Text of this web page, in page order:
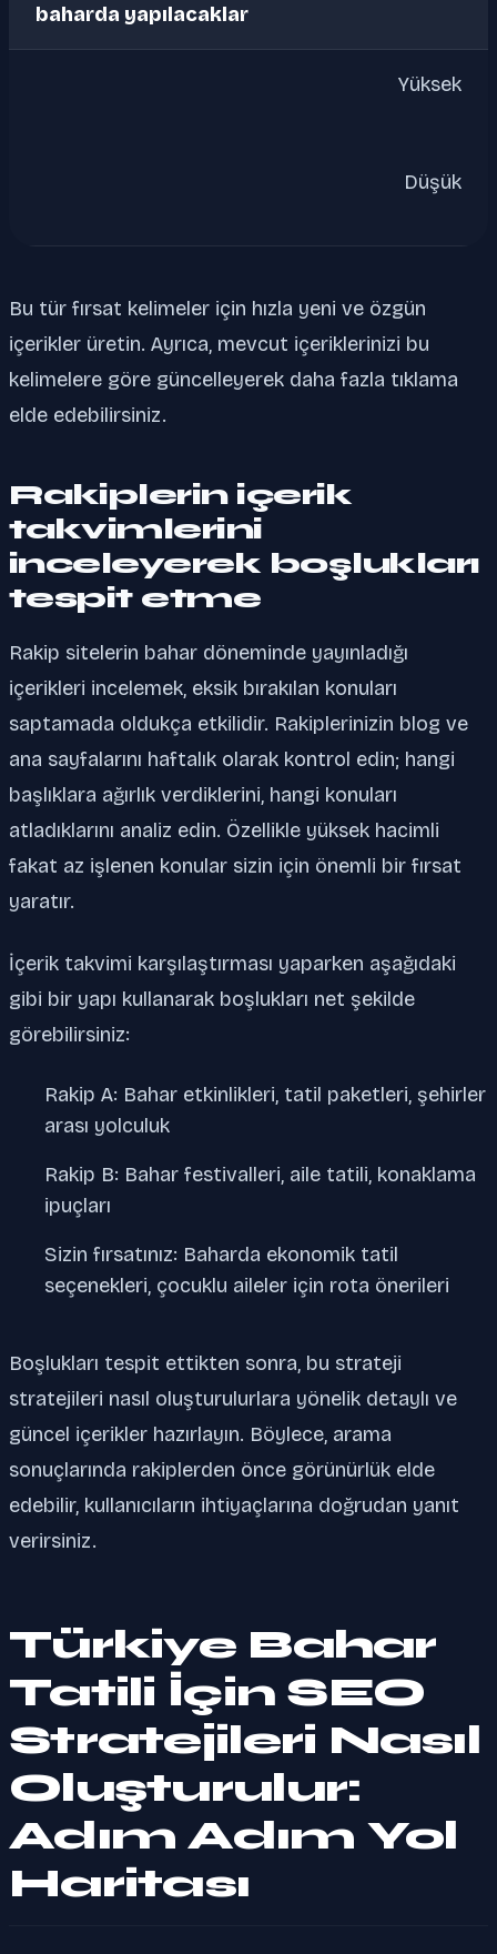
baharda yapılacaklar
Yüksek
Düşük
Bu tür fırsat kelimeler için hızla yeni ve özgün
içerikler üretin. Ayrıca, mevcut içeriklerinizi bu
kelimelere göre güncelleyerek daha fazla tıklama
elde edebilirsiniz.
Rakiplerin içerik
takvimlerini
inceleyerek boşlukları
tespit etme
Rakip sitelerin bahar döneminde yayınladığı
içerikleri incelemek, eksik bırakılan konuları
saptamada oldukça etkilidir. Rakiplerinizin blog ve
ana sayfalarını haftalık olarak kontrol edin; hangi
başlıklara ağırlık verdiklerini, hangi konuları
atladıklarını analiz edin. Özellikle yüksek hacimli
fakat az işlenen konular sizin için önemli bir fırsat
yaratır.
İçerik takvimi karşılaştırması yaparken aşağıdaki
gibi bir yapı kullanarak boşlukları net şekilde
görebilirsiniz:
Rakip A: Bahar etkinlikleri, tatil paketleri, şehirler
arası yolculuk
Rakip B: Bahar festivalleri, aile tatili, konaklama
ipuçları
Sizin fırsatınız: Baharda ekonomik tatil
seçenekleri, çocuklu aileler için rota önerileri
Boşlukları tespit ettikten sonra, bu strateji
stratejileri nasıl oluşturulurlara yönelik detaylı ve
güncel içerikler hazırlayın. Böylece, arama
sonuçlarında rakiplerden önce görünürlük elde
edebilir, kullanıcıların ihtiyaçlarına doğrudan yanıt
verirsiniz.
Türkiye Bahar
Tatili İçin SEO
Stratejileri Nasıl
Oluşturulur:
Adım Adım Yol
Haritası